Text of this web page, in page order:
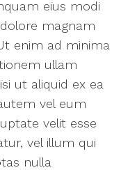
eius modi
magnam
enim ad minima
ullam
ut aliquid ex ea
vel eum
velit esse
vel illum qui
nulla